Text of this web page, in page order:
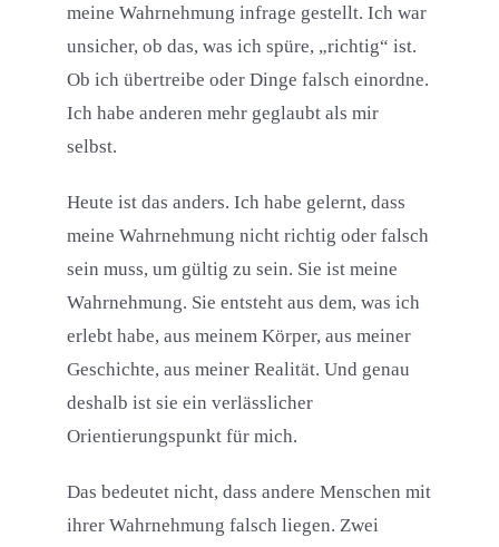
meine Wahrnehmung infrage gestellt. Ich war
unsicher, ob das, was ich spüre, „richtig“ ist.
Ob ich übertreibe oder Dinge falsch einordne.
Ich habe anderen mehr geglaubt als mir
selbst.
Heute ist das anders. Ich habe gelernt, dass
meine Wahrnehmung nicht richtig oder falsch
sein muss, um gültig zu sein. Sie ist meine
Wahrnehmung. Sie entsteht aus dem, was ich
erlebt habe, aus meinem Körper, aus meiner
Geschichte, aus meiner Realität. Und genau
deshalb ist sie ein verlässlicher
Orientierungspunkt für mich.
Das bedeutet nicht, dass andere Menschen mit
ihrer Wahrnehmung falsch liegen. Zwei